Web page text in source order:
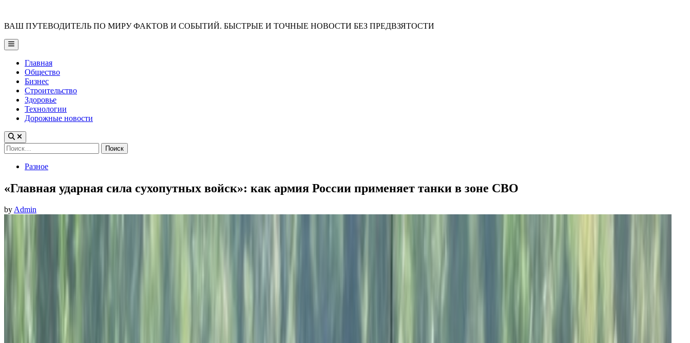
content
ВАШ ПУТЕВОДИТЕЛЬ ПО МИРУ ФАКТОВ И СОБЫТИЙ. БЫСТРЫЕ И ТОЧНЫЕ НОВОСТИ БЕЗ ПРЕДВЗЯТОСТИ
Main
Menu
Главная
Общество
Бизнес
Строительство
Здоровье
Технологии
Дорожные новости
Найти:
PostedРазное
«Главная ударная сила сухопутных войск»: как армия России применяет танки в зоне СВО
byAdmin